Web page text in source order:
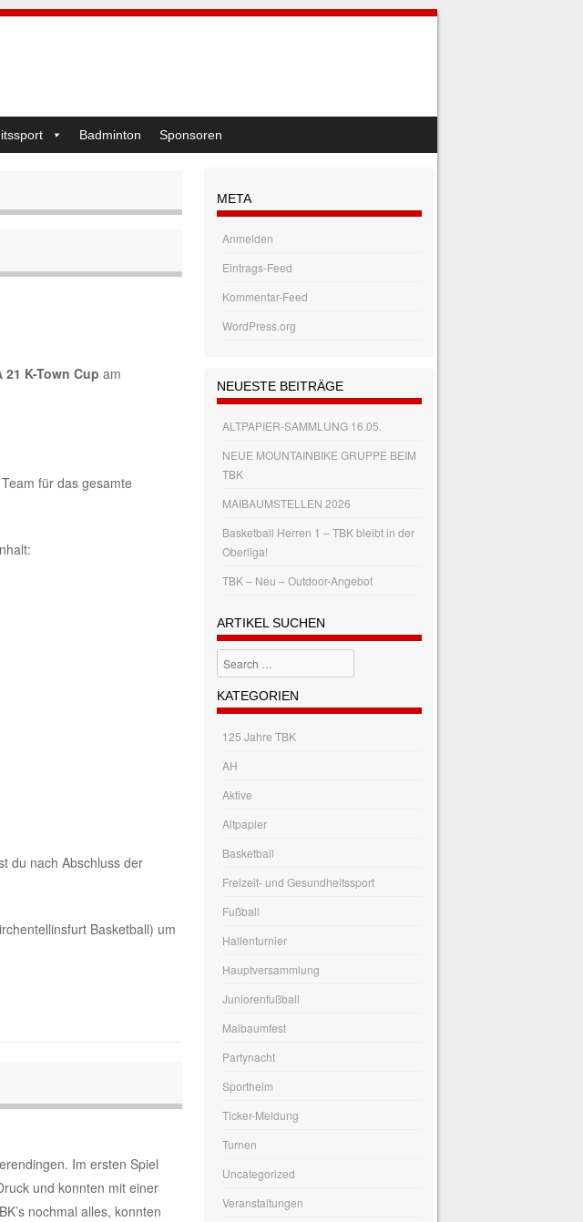
Badminton Sponsoren
21 K-Town Cup am
für das gesamte
du nach Abschluss der
Basketball) um
Im ersten Spiel
und konnten mit einer
nochmal alles, konnten
META
Anmelden
Eintrags-Feed
Kommentar-Feed
WordPress.org
NEUESTE BEITRÄGE
ALTPAPIER-SAMMLUNG 16.05.
NEUE MOUNTAINBIKE GRUPPE BEIM
TBK
MAIBAUMSTELLEN 2026
Basketball Herren 1 – TBK bleibt in der
Oberliga!
TBK – Neu – Outdoor-Angebot
ARTIKEL SUCHEN
Search
KATEGORIEN
125 Jahre TBK
AH
Aktive
Altpapier
Basketball
Freizeit- und Gesundheitssport
Fußball
Hallenturnier
Hauptversammlung
Juniorenfußball
Maibaumfest
Partynacht
Sportheim
Ticker-Meldung
Turnen
Uncategorized
Veranstaltungen